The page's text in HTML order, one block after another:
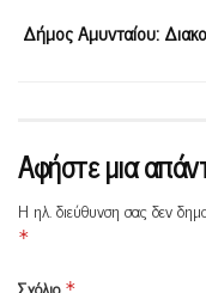
Δήμος Αμυνταίου:
Αφήστε μια
Η ηλ. διεύθυνση σας δεν
*
Σχόλιο